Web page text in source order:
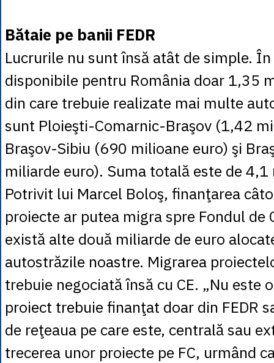
Bătaie pe banii FEDR
Lucrurile nu sunt însă atât de simple. În
disponibile pentru România doar 1,35
din care trebuie realizate mai multe
sunt Ploieşti-Comarnic-Braşov (1,42
Braşov-Sibiu (690 milioane euro) şi
miliarde euro). Suma totală este de
Potrivit lui Marcel Boloş, finanţarea
proiecte ar putea migra spre Fondul de
există alte două miliarde de euro
autostrăzile noastre. Migrarea
trebuie negociată însă cu CE. „Nu este
proiect trebuie finanţat doar din FEDR
de reţeaua pe care este, centrală sau
trecerea unor proiecte pe FC, urmând